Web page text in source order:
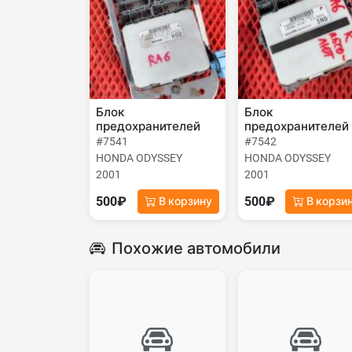
Блок
предохранителей
#7541
HONDA ODYSSEY
2001
500₽ В корзину
Блок
предохранителей
#7542
HONDA ODYSSEY
2001
500₽ В
Похожие автомобили